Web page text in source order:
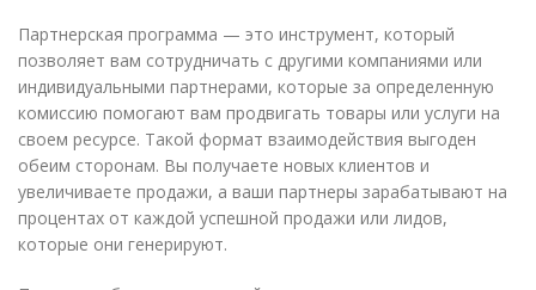
Партнерская программа — это инструмент, который
позволяет вам сотрудничать с другими компаниями или
индивидуальными партнерами, которые за определенную
комиссию помогают вам продвигать товары или услуги на
своем ресурсе. Такой формат взаимодействия выгоден
обеим сторонам. Вы получаете новых клиентов и
увеличиваете продажи, а ваши партнеры зарабатывают на
процентах от каждой успешной продажи или лидов,
которые они генерируют.